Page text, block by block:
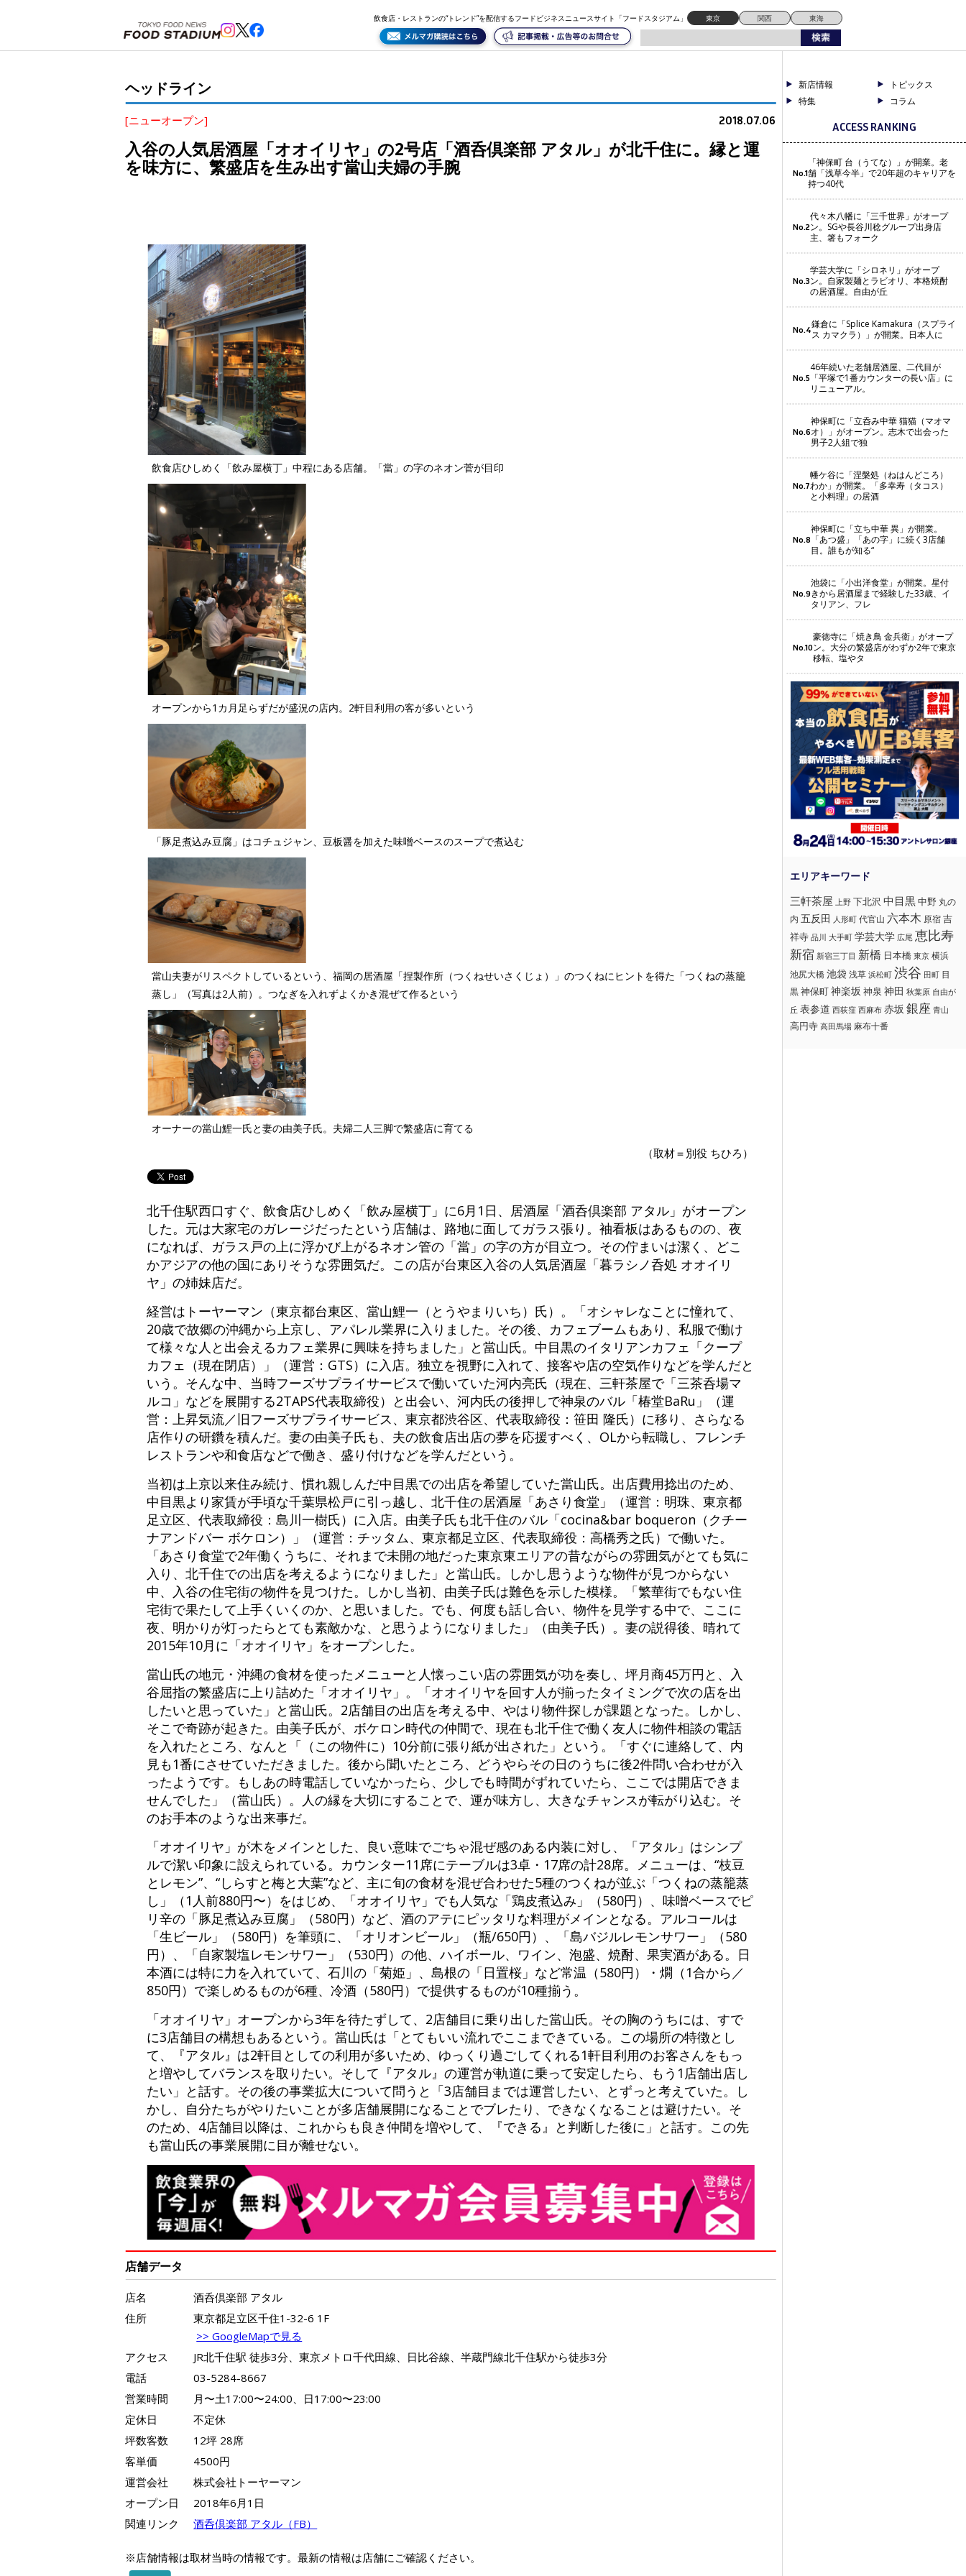
飲食店・レストランの“トレンド”を配信するフードビジネスニュースサイト「フードスタジアム」 東京 関西 東海
ヘッドライン
[ニューオープン] 2018.07.06
入谷の人気居酒屋「オオイリヤ」の2号店「酒呑倶楽部 アタル」が北千住に。縁と運
を味方に、繁盛店を生み出す當山夫婦の手腕
飲食店ひしめく「飲み屋横丁」中程にある店舗。「當」の字のネオン菅が目印
オープンから1カ月足らずだが盛況の店内。2軒目利用の客が多いという
「豚足煮込み豆腐」はコチュジャン、豆板醤を加えた味噌ベースのスープで煮込む
當山夫妻がリスペクトしているという、福岡の居酒屋「捏製作所（つくねせいさくじょ）」のつくねにヒントを得た「つくねの蒸籠
蒸し」（写真は2人前）。つなぎを入れずよくかき混ぜて作るという
オーナーの當山鯉一氏と妻の由美子氏。夫婦二人三脚で繁盛店に育てる
（取材＝別役 ちひろ）
北千住駅西口すぐ、飲食店ひしめく「飲み屋横丁」に6月1日、居酒屋「酒呑倶楽部 アタル」がオープン
した。元は大家宅のガレージだったという店舗は、路地に面してガラス張り。袖看板はあるものの、夜
になれば、ガラス戸の上に浮かび上がるネオン管の「當」の字の方が目立つ。その佇まいは潔く、どこ
かアジアの他の国にありそうな雰囲気だ。この店が台東区入谷の人気居酒屋「暮ラシノ呑処 オオイリ
ヤ」の姉妹店だ。
経営はトーヤーマン（東京都台東区、當山鯉一（とうやまりいち）氏）。「オシャレなことに憧れて、
20歳で故郷の沖縄から上京し、アパレル業界に入りました。その後、カフェブームもあり、私服で働け
て様々な人と出会えるカフェ業界に興味を持ちました」と當山氏。中目黒のイタリアンカフェ「クープ
カフェ（現在閉店）」（運営：GTS）に入店。独立を視野に入れて、接客や店の空気作りなどを学んだと
いう。そんな中、当時フーズサプライサービスで働いていた河内亮氏（現在、三軒茶屋で「三茶呑場マ
ルコ」などを展開する2TAPS代表取締役）と出会い、河内氏の後押しで神泉のバル「椿堂BaRu」（運
営：上昇気流／旧フーズサプライサービス、東京都渋谷区、代表取締役：笹田 隆氏）に移り、さらなる
店作りの研鑽を積んだ。妻の由美子氏も、夫の飲食店出店の夢を応援すべく、OLから転職し、フレンチ
レストランや和食店などで働き、盛り付けなどを学んだという。
当初は上京以来住み続け、慣れ親しんだ中目黒での出店を希望していた當山氏。出店費用捻出のため、
中目黒より家賃が手頃な千葉県松戸に引っ越し、北千住の居酒屋「あさり食堂」（運営：明珠、東京都
足立区、代表取締役：島川一樹氏）に入店。由美子氏も北千住のバル「cocina&bar boqueron（クチー
ナアンドバー ボケロン）」（運営：チッタム、東京都足立区、代表取締役：高橋秀之氏）で働いた。
「あさり食堂で2年働くうちに、それまで未開の地だった東京東エリアの昔ながらの雰囲気がとても気に
入り、北千住での出店を考えるようになりました」と當山氏。しかし思うような物件が見つからない
中、入谷の住宅街の物件を見つけた。しかし当初、由美子氏は難色を示した模様。「繁華街でもない住
宅街で果たして上手くいくのか、と思いました。でも、何度も話し合い、物件を見学する中で、ここに
夜、明かりが灯ったらとても素敵かな、と思うようになりました」（由美子氏）。妻の説得後、晴れて
2015年10月に「オオイリヤ」をオープンした。
當山氏の地元・沖縄の食材を使ったメニューと人懐っこい店の雰囲気が功を奏し、坪月商45万円と、入
谷屈指の繁盛店に上り詰めた「オオイリヤ」。「オオイリヤを回す人が揃ったタイミングで次の店を出
したいと思っていた」と當山氏。2店舗目の出店を考える中、やはり物件探しが課題となった。しかし、
そこで奇跡が起きた。由美子氏が、ボケロン時代の仲間で、現在も北千住で働く友人に物件相談の電話
を入れたところ、なんと「（この物件に）10分前に張り紙が出された」という。「すぐに連絡して、内
見も1番にさせていただきました。後から聞いたところ、どうやらその日のうちに後2件問い合わせが入
ったようです。もしあの時電話していなかったら、少しでも時間がずれていたら、ここでは開店できま
せんでした」（當山氏）。人の縁を大切にすることで、運が味方し、大きなチャンスが転がり込む。そ
のお手本のような出来事だ。
「オオイリヤ」が木をメインとした、良い意味でごちゃ混ぜ感のある内装に対し、「アタル」はシンプ
ルで潔い印象に設えられている。カウンター11席にテーブルは3卓・17席の計28席。メニューは、“枝豆
とレモン”、“しらすと梅と大葉”など、主に旬の食材を混ぜ合わせた5種のつくねが並ぶ「つくねの蒸籠蒸
し」（1人前880円〜）をはじめ、「オオイリヤ」でも人気な「鶏皮煮込み」（580円）、味噌ベースでピ
リ辛の「豚足煮込み豆腐」（580円）など、酒のアテにピッタリな料理がメインとなる。アルコールは
「生ビール」（580円）を筆頭に、「オリオンビール」（瓶/650円）、「島バジルレモンサワー」（580
円）、「自家製塩レモンサワー」（530円）の他、ハイボール、ワイン、泡盛、焼酎、果実酒がある。日
本酒には特に力を入れていて、石川の「菊姫」、島根の「日置桜」など常温（580円）・燗（1合から／
850円）で楽しめるものが6種、冷酒（580円）で提供するものが10種揃う。
「オオイリヤ」オープンから3年を待たずして、2店舗目に乗り出した當山氏。その胸のうちには、すで
に3店舗目の構想もあるという。當山氏は「とてもいい流れでここまできている。この場所の特徴とし
て、『アタル』は2軒目としての利用が多いため、ゆっくり過ごしてくれる1軒目利用のお客さんをもっ
と増やしてバランスを取りたい。そして『アタル』の運営が軌道に乗って安定したら、もう1店舗出店し
たい」と話す。その後の事業拡大について問うと「3店舗目までは運営したい、とずっと考えていた。し
かし、自分たちがやりたいことが多店舗展開になることでブレたり、できなくなることは避けたい。そ
のため、4店舗目以降は、これからも良き仲間を増やして、『できる』と判断した後に」と話す。この先
も當山氏の事業展開に目が離せない。
店舗データ
店名
酒呑倶楽部 アタル
住所
東京都足立区千住1-32-6 1F
>> GoogleMapで見る
アクセス
JR北千住駅 徒歩3分、東京メトロ千代田線、日比谷線、半蔵門線北千住駅から徒歩3分
電話
03-5284-8667
営業時間
月〜土17:00〜24:00、日17:00〜23:00
定休日
不定休
坪数客数
12坪 28席
客単価
4500円
運営会社
株式会社トーヤーマン
オープン日
2018年6月1日
関連リンク
酒呑倶楽部 アタル（FB）
※店舗情報は取材当時の情報です。最新の情報は店舗にご確認ください。
新店情報
トピックス
特集
コラム
ACCESS RANKING
No.1
「神保町 台（うてな）」が開業。老
舗「浅草今半」で20年超のキャリアを
持つ40代
No.2
代々木八幡に「三千世界」がオープ
ン。SGや長谷川稔グループ出身店
主、箸もフォーク
No.3
学芸大学に「シロネリ」がオープ
ン。自家製麺とラビオリ、本格焼酎
の居酒屋。自由が丘
No.4鎌倉に「Splice Kamakura（スプライ
ス カマクラ）」が開業。日本人に
No.5
46年続いた老舗居酒屋、二代目が
「平塚で1番カウンターの長い店」に
リニューアル。
No.6
神保町に「立呑み中華 猫猫（マオマ
オ）」がオープン。志木で出会った
男子2人組で独
No.7
幡ケ谷に「涅槃処（ねはんどころ）
わか」が開業。「多幸寿（タコス）
と小料理」の居酒
No.8
神保町に「立ち中華 異」が開業。
「あつ盛」「あの字」に続く3店舗
目。誰もが知る“
No.9
池袋に「小出洋食堂」が開業。星付
きから居酒屋まで経験した33歳、イ
タリアン、フレ
No.10
豪徳寺に「焼き鳥 金兵衛」がオープ
ン。大分の繁盛店がわずか2年で東京
移転、塩やタ
三軒茶屋 上野 下北沢 中目黒中野 丸の
内 五反田 人形町 代官山 六本木 原宿 吉
祥寺 品川 大手町 学芸大学 広尾 恵比寿
新宿 新宿三丁目 新橋 日本橋 東京 横浜
池尻大橋 池袋浅草 浜松町 渋谷 田町 目
黒神保町神楽坂 神泉 神田 秋葉原 自由が
丘 表参道 西荻窪 西麻布 赤坂 銀座 青山
高円寺 高田馬場 麻布十番